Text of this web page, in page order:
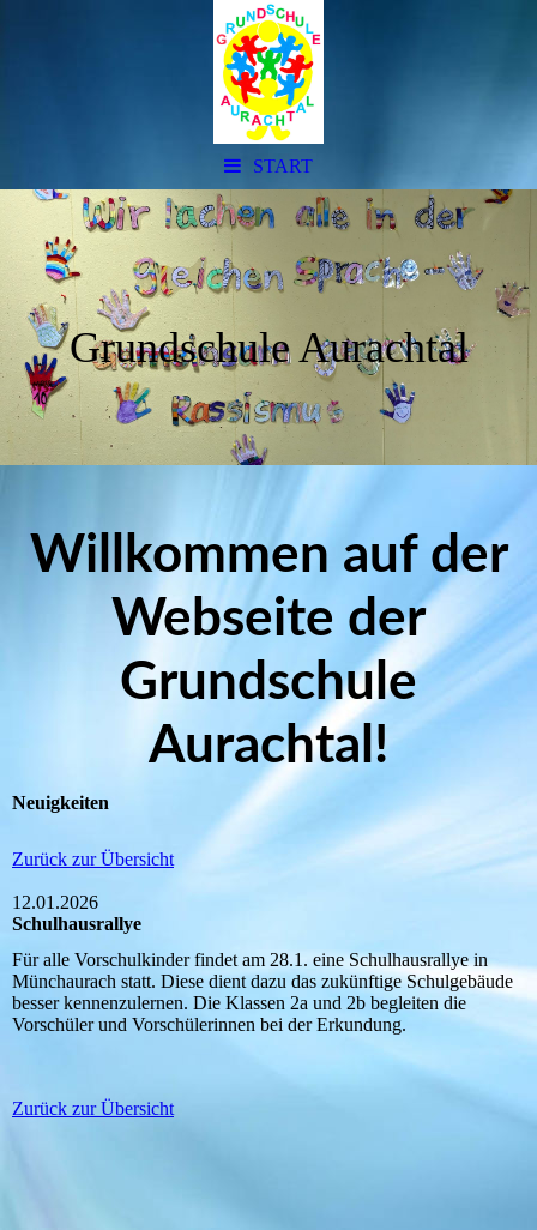
START
Grundschule Aurachtal
Willkommen auf der
Webseite der
Grundschule
Aurachtal!
Neuigkeiten
Zurück zur Übersicht
12.01.2026
Schulhausrallye
Für alle Vorschulkinder findet am 28.1. eine Schulhausrallye in
Münchaurach statt. Diese dient dazu das zukünftige Schulgebäude
besser kennenzulernen. Die Klassen 2a und 2b begleiten die
Vorschüler und Vorschülerinnen bei der Erkundung.
Zurück zur Übersicht